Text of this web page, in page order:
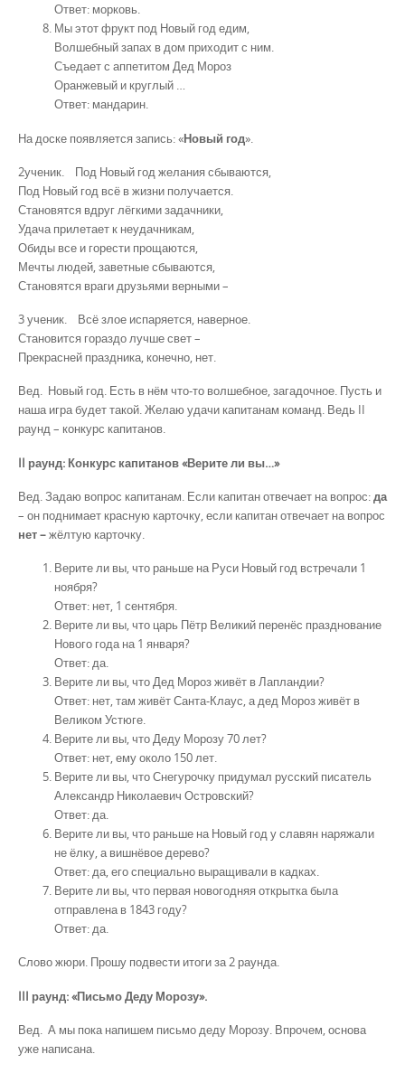
Ответ: морковь.
Мы этот фрукт под Новый год едим,
Волшебный запах в дом приходит с ним.
Съедает с аппетитом Дед Мороз
Оранжевый и круглый …
Ответ: мандарин.
На доске появляется запись: «Новый год».
2ученик. Под Новый год желания сбываются,
Под Новый год всё в жизни получается.
Становятся вдруг лёгкими задачники,
Удача прилетает к неудачникам,
Обиды все и горести прощаются,
Мечты людей, заветные сбываются,
Становятся враги друзьями верными –
3 ученик. Всё злое испаряется, наверное.
Становится гораздо лучше свет –
Прекрасней праздника, конечно, нет.
Вед. Новый год. Есть в нём что-то волшебное, загадочное. Пусть и
наша игра будет такой. Желаю удачи капитанам команд. Ведь II
раунд – конкурс капитанов.
II раунд: Конкурс капитанов «Верите ли вы…»
Вед. Задаю вопрос капитанам. Если капитан отвечает на вопрос:да
– он поднимает красную карточку, если капитан отвечает на вопрос
нет –жёлтую карточку.
Верите ли вы, что раньше на Руси Новый год встречали 1
ноября?
Ответ: нет, 1 сентября.
Верите ли вы, что царь Пётр Великий перенёс празднование
Нового года на 1 января?
Ответ: да.
Верите ли вы, что Дед Мороз живёт в Лапландии?
Ответ: нет, там живёт Санта-Клаус, а дед Мороз живёт в
Великом Устюге.
Верите ли вы, что Деду Морозу 70 лет?
Ответ: нет, ему около 150 лет.
Верите ли вы, что Снегурочку придумал русский писатель
Александр Николаевич Островский?
Ответ: да.
Верите ли вы, что раньше на Новый год у славян наряжали
не ёлку, а вишнёвое дерево?
Ответ: да, его специально выращивали в кадках.
Верите ли вы, что первая новогодняя открытка была
отправлена в 1843 году?
Ответ: да.
Слово жюри. Прошу подвести итоги за 2 раунда.
III раунд: «Письмо Деду Морозу».
Вед. А мы пока напишем письмо деду Морозу. Впрочем, основа
уже написана.